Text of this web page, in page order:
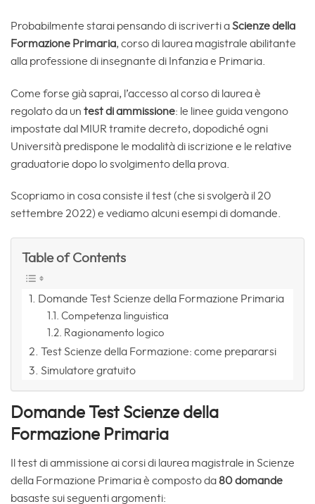
Probabilmente starai pensando di iscriverti aScienze della
Formazione Primaria, corso di laurea magistrale abilitante
alla professione di insegnante di Infanzia e Primaria.
Come forse già saprai, l’accesso al corso di laurea è
regolato da un test di ammissione: le linee guida vengono
impostate dal MIUR tramite decreto, dopodiché ogni
Università predispone le modalità di iscrizione e le relative
graduatorie dopo lo svolgimento della prova.
Scopriamo in cosa consiste il test (che si svolgerà il 20
settembre 2022) e vediamo alcuni esempi di domande.
Table of Contents
Domande Test Scienze della Formazione Primaria
Competenza linguistica
Ragionamento logico
Test Scienze della Formazione: come prepararsi
Simulatore gratuito
Domande Test Scienze della
Formazione Primaria
Il test di ammissione ai corsi di laurea magistrale in Scienze
della Formazione Primaria è composto da80 domande
basaste sui seguenti argomenti: